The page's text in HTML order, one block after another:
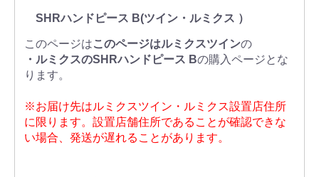
SHRハンドピース B(ツイン・ルミクス ）
このページはこのページはルミクスツインの
・ルミクスのSHRハンドピース Bの購入ページとな
ります。
※お届け先はルミクスツイン・ルミクス設置店住所
に限ります。設置店舗住所であることが確認できな
い場合、発送が遅れることがあります。